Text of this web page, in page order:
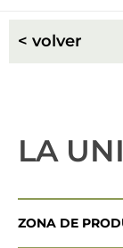
< volver
LA
ZONA DE